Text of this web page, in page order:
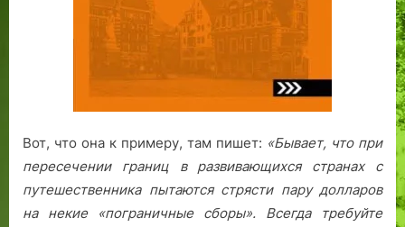
Вот, что она к примеру, там пишет: «Бывает, что при
пересечении границ в развивающихся странах с
путешественника пытаются стрясти пару долларов
на некие «пограничные сборы». Всегда требуйте